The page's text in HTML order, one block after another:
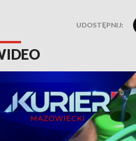
UDOSTĘPNIJ: